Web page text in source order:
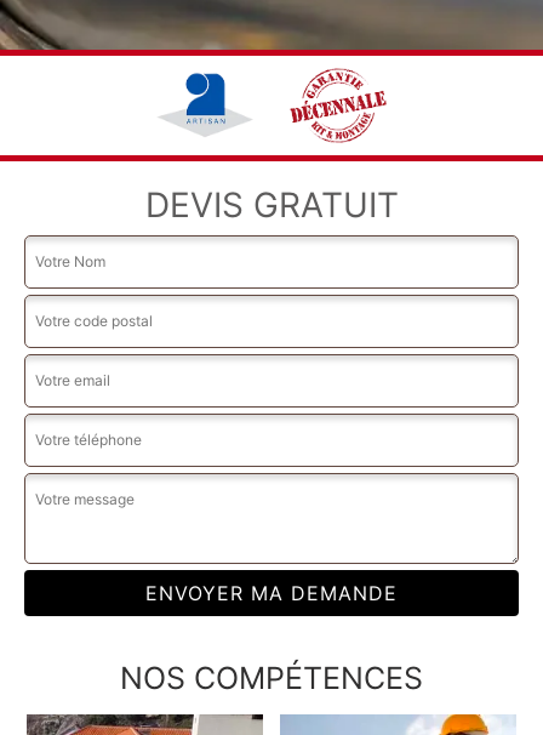
DEVIS GRATUIT
NOS COMPÉTENCES